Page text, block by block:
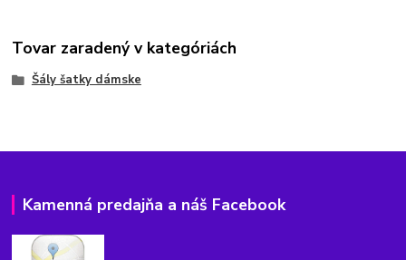
Tovar zaradený v kategóriách
Šály šatky dámske
Kamenná predajňa a náš Facebook